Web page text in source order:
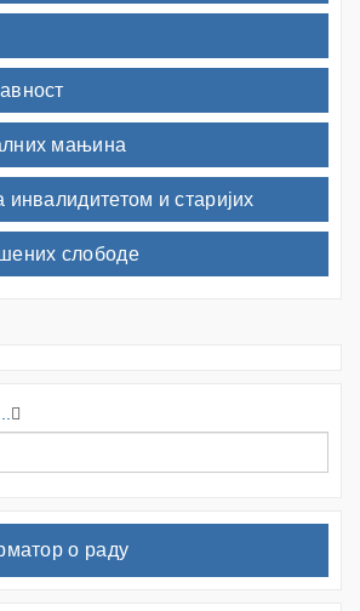
мањина
и старијих
слободе
о раду